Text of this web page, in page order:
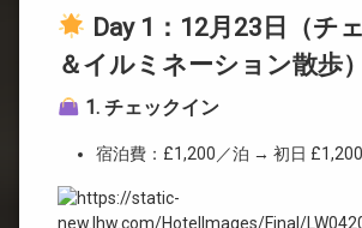
Day 1：12月23日（チ
＆イルミネーション散歩）
1. チェックイン
宿泊費：£1,200／泊 → 初日 £1,200